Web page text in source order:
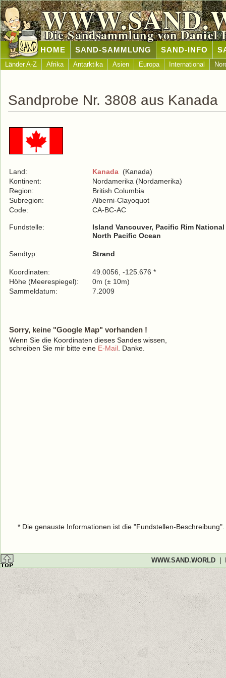
Die Sandsammlung von Daniel
HOME SAND-SAMMLUNG SAND-INFO
Länder A-Z Afrika Antarktika Asien Europa International
Sandprobe Nr. 3808 aus Kanada
Land: Kanada (Kanada)
Kontinent:
Nordamerika (Nordamerika)
Region:
British Columbia
Subregion:
Alberni-Clayoquot
Code:
CA-BC-AC
Fundstelle:
Island Vancouver, Pacific Rim
North Pacific Ocean
Sandtyp: Strand
Koordinaten:
49.0056, -125.676 *
Höhe (Meerespiegel):
0m (± 10m)
Sammeldatum:
7.2009
Sorry, keine "Google Map" vorhanden !
Wenn Sie die Koordinaten dieses Sandes wissen,
schreiben Sie mir bitte eine E-Mail . Danke.
* Die genauste Informationen ist die "Fundstellen-
WWW.SAND.WORLD|